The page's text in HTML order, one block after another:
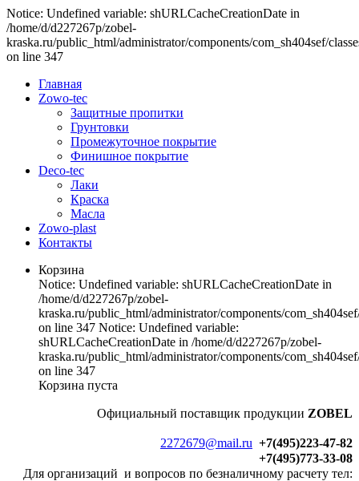
Notice: Undefined variable: shURLCacheCreationDate in
/home/d/d227267p/zobel-
kraska.ru/public_html/administrator/components/com_sh404sef/
on line 347
Главная
Zowo-tec
Защитные пропитки
Грунтовки
Промежуточное покрытие
Финишное покрытие
Deco-tec
Лаки
Краска
Масла
Zowo-plast
Контакты
Корзина
Notice: Undefined variable: shURLCacheCreationDate in
/home/d/d227267p/zobel-
kraska.ru/public_html/administrator/components/
on line 347 Notice: Undefined variable:
shURLCacheCreationDate in /home/d/d227267p/zobel-
kraska.ru/public_html/administrator/components/
on line 347
Корзина пуста
Официальный поставщик продукции ZOBEL
2272679@mail.ru +7(495)223-47-82
+7(495)773-33-08
Для организаций и вопросов по безналичному расчету тел: